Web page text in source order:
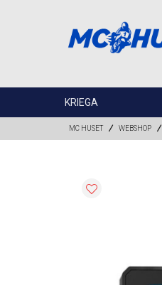
KRIEGA
MC HUSET WEBSHOP